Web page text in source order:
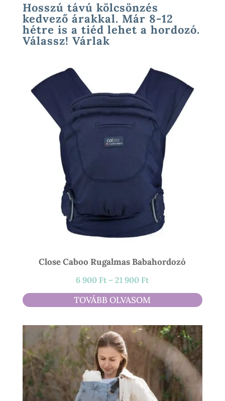
Hosszú távú kölcsönzés
kedvező árakkal. Már 8-12
hétre is a tiéd lehet a hordozó.
Válassz! Várlak
Close Caboo Rugalmas Babahordozó
6 900 Ft – 21 900 FtÁrtartomány:
6
900 Ft
21
900 Ft
TOVÁBB OLVASOM